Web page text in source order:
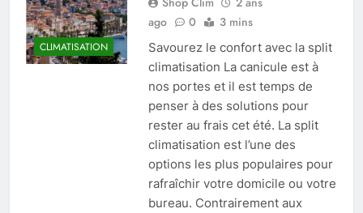
CLIMATISATION
ago
0 3 mins
Savourez le confort avec la split
climatisation La canicule est à
nos portes et il est temps de
penser à des solutions pour
rester au frais cet été. La split
climatisation est l’une des
options les plus populaires pour
rafraîchir votre domicile ou votre
bureau. Contrairement aux